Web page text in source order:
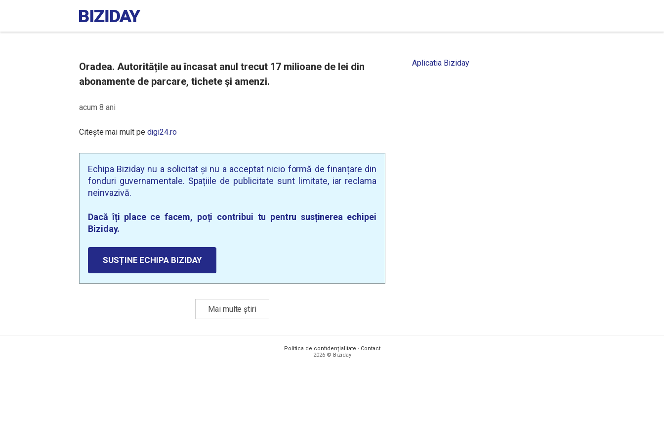
Oradea. Autoritățile au încasat anul trecut 17 milioane de lei din
abonamente de parcare, tichete și amenzi.
acum 8 ani
Citește mai mult pe digi24.ro
Echipa Biziday nu a solicitat și nu a acceptat nicio formă de finanțare din
fonduri guvernamentale. Spațiile de publicitate sunt limitate, iar reclama
neinvazivă.
Dacă îți place ce facem, poți contribui tu pentru susținerea echipei
Biziday.
SUSȚINE ECHIPA BIZIDAY
Mai multe știri
Aplicatia Biziday
Politica de confidențialitate · Contact
2026 © Biziday